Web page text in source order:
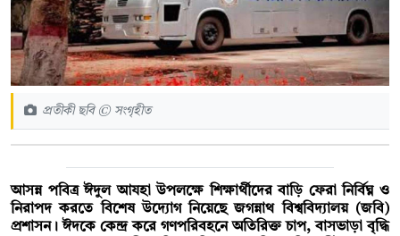
প্রতীকী ছবি © সংগৃহীত
‎আসন্ন পবিত্র ঈদুল আযহা উপলক্ষে শিক্ষার্থীদের বাড়ি ফেরা নির্বিঘ্ন ও
নিরাপদ করতে বিশেষ উদ্যোগ নিয়েছে জগন্নাথ বিশ্ববিদ্যালয় (জবি)
প্রশাসন। ঈদকে কেন্দ্র করে গণপরিবহনে অতিরিক্ত চাপ, বাসভাড়া বৃদ্ধি